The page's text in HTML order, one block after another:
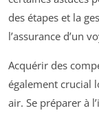
des étapes et la
l’assurance d’un
Acquérir des
également crucial
air. Se préparer à